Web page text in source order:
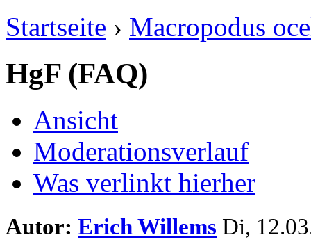
Startseite › Macropodus
HgF (FAQ)
Ansicht
Moderationsverlauf
Was verlinkt hierher
Autor: Erich Willems Di,